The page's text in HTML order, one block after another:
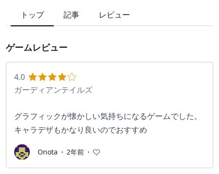
トップ 記事 レビュー
ゲームレビュー
4.0
ガーディアンテイルズ
グラフィックが懐かしい気持ちになるゲームでした。
キャラデザもかなり良いのでおすすめ
Onota ・ 2年前 ・